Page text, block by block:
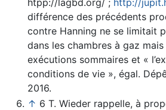
htpp://lagbd.org/ ; http://
différence des précédents
contre Hanning ne se limitait
dans les chambres à gaz
exécutions sommaires et «
conditions de vie », égal. Dépêche AFP, 11 février
2016.
↑ 6 T. Wieder rappelle, à